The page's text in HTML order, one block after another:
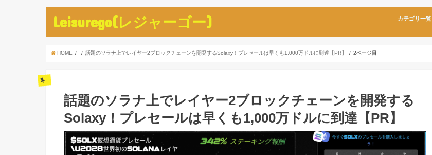
Leisurego(レジャーゴー) カテゴリ一覧
HOME 話題のソラナ上でレイヤー2ブロックチェーンを開発するSolaxy！プレセールは早くも1,000万ドルに到達【PR】 2ページ目
話題のソラナ上でレイヤー2ブロックチェーンを開発する
Solaxy！プレセールは早くも1,000万ドルに到達【PR】